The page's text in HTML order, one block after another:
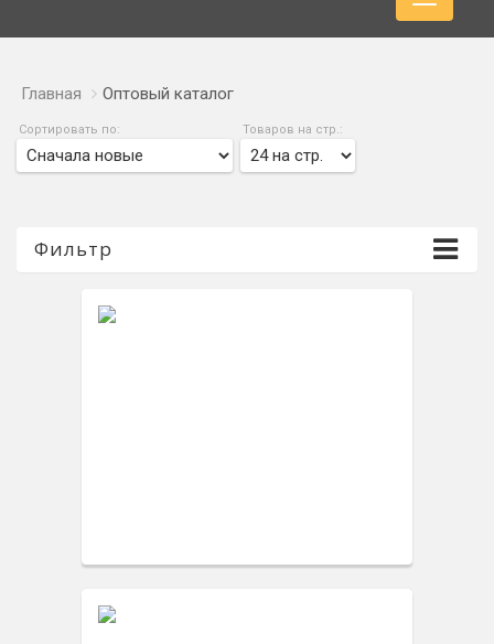
Главная Оптовый каталог
Сортировать по: Товаров на стр.:
Фильтр